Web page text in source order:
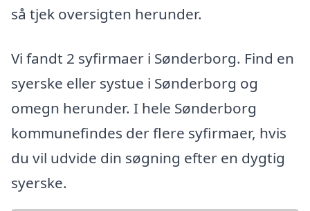
så tjek oversigten herunder.
Vi fandt 2 syfirmaer i Sønderborg. Find en
syerske eller systue i Sønderborg og
omegn herunder. I hele Sønderborg
kommunefindes der flere syfirmaer, hvis
du vil udvide din søgning efter en dygtig
syerske.